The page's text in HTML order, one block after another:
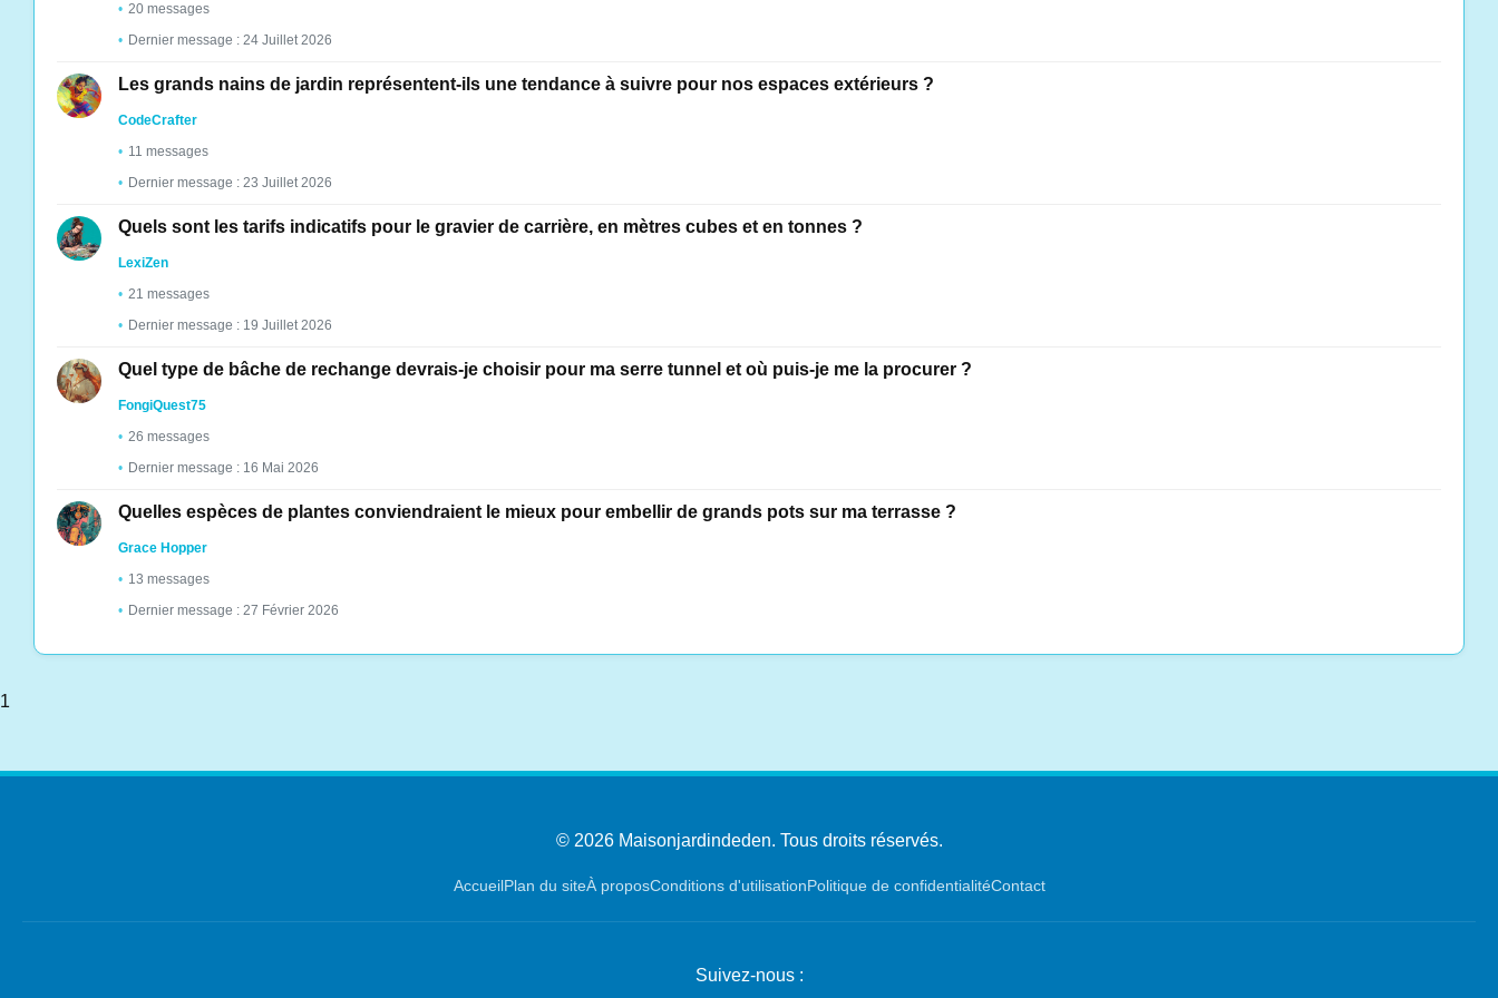
20 messages
Dernier message : 24 Juillet 2026
Les grands nains de jardin représentent-ils une tendance à suivre pour nos espaces extérieurs ?
CodeCrafter
11 messages
Dernier message : 23 Juillet 2026
Quels sont les tarifs indicatifs pour le gravier de carrière, en mètres cubes et en tonnes ?
LexiZen
21 messages
Dernier message : 19 Juillet 2026
Quel type de bâche de rechange devrais-je choisir pour ma serre tunnel et où puis-je me la procurer ?
FongiQuest75
26 messages
Dernier message : 16 Mai 2026
Quelles espèces de plantes conviendraient le mieux pour embellir de grands pots sur ma terrasse ?
Grace Hopper
13 messages
Dernier message : 27 Février 2026
1
© 2026 Maisonjardindeden. Tous droits réservés.
AccueilPlan du siteÀ proposConditions d'utilisationPolitique de confidentialitéContact
Suivez-nous :